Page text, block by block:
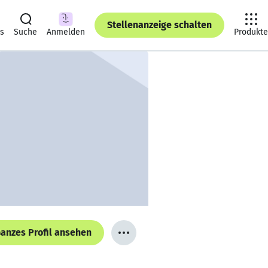
Suche Anmelden
Stellenanzeige schalten
Produkte
Profil ansehen